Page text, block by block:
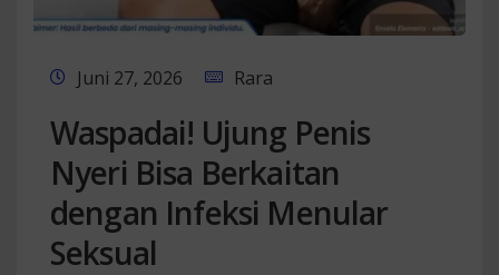
Juni 27, 2026 Rara
Waspadai! Ujung Penis
Nyeri Bisa Berkaitan
dengan Infeksi Menular
Seksual